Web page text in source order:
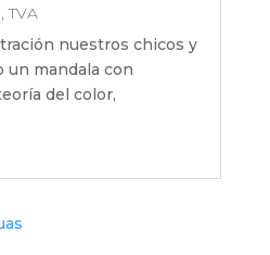
,TVA
nuestros chicos y
un mandala con
del color,